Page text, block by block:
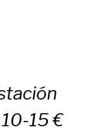
15 €